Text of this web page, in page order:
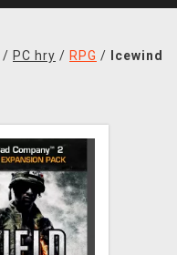
/ PC hry / RPG /
Icewind